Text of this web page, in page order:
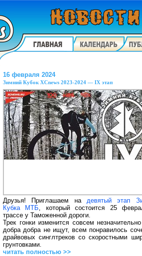
16 февраля 2024
Зимний Кубок XCnews 2023-2024 — IX этап
Друзья! Приглашаем на девятый этап
Кубка МТБ , который состоится 25
трассе у Таможенной дороги.
Трек гонки изменится совсем
добра добра не ищут, всем понравилось
драйвовых синглтреков со скоростными
грунтовками.
читать полностью >>